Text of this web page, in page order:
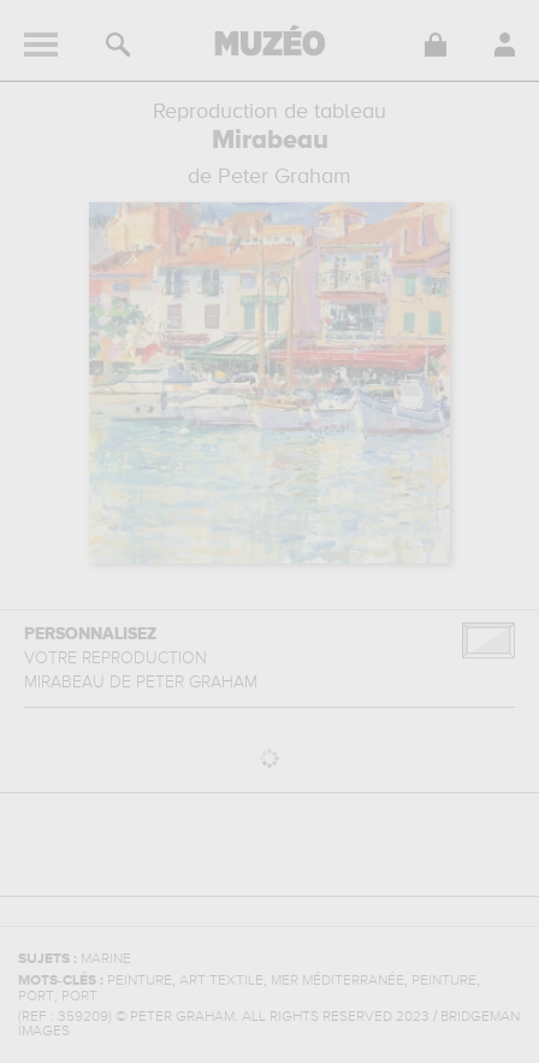
Reproduction de tableau
Mirabeau
de Peter Graham
PERSONNALISEZ
VOTRE REPRODUCTION
MIRABEAU DE PETER GRAHAM
SUJETS : MARINE
MOTS-CLÉS : PEINTURE, ART TEXTILE, MER MÉDITERRANÉE, PEINTURE,
PORT, PORT
(REF : 359209) © PETER GRAHAM. ALL RIGHTS RESERVED 2023 / BRIDGEMAN
IMAGES